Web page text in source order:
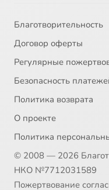
Благотворительность
Договор оферты
Регулярные
Безопасность
Политика возврата
О проекте
Политика
© 2008 — 2026
НКО №7712031589
Пожертвование